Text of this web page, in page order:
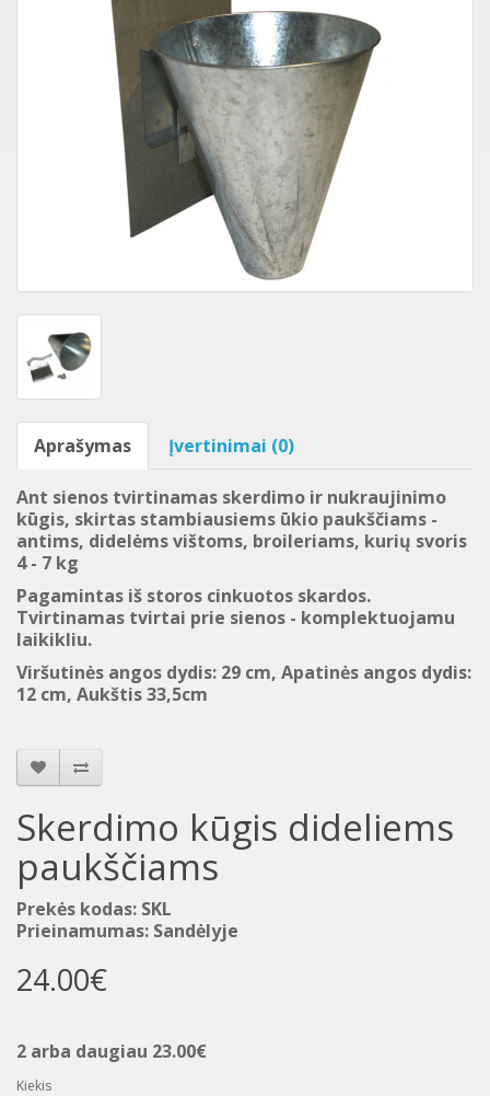
Aprašymas Įvertinimai (0)
Ant sienos tvirtinamas skerdimo ir nukraujinimo
kūgis, skirtas stambiausiems ūkio paukščiams -
antims, didelėms vištoms, broileriams, kurių svoris
4 - 7 kg
Pagamintas iš storos cinkuotos skardos.
Tvirtinamas tvirtai prie sienos - komplektuojamu
laikikliu.
Viršutinės angos dydis: 29 cm, Apatinės angos dydis:
12 cm, Aukštis 33,5cm
Skerdimo kūgis dideliems
paukščiams
Prekės kodas: SKL
Prieinamumas: Sandėlyje
24.00€
2 arba daugiau 23.00€
Kiekis